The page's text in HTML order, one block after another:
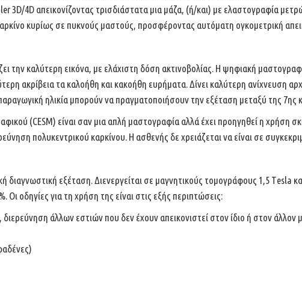
3D/4D απεικονίζοντας τρισδιάστατα μια μάζα, (ή/και) με ελαστογραφία
κυρίως σε πυκνούς μαστούς, προσφέροντας αυτόματη ογκομετρική
την καλύτερη εικόνα, με ελάχιστη δόση ακτινοβολίας. Η ψηφιακή
ακρίβεια τα καλοήθη και κακοήθη ευρήματα. Δίνει καλύτερη ανίχνευση
ηλικία μπορούν να πραγματοποιήσουν την εξέταση μεταξύ της
(CESM) είναι σαν μια απλή μαστογραφία αλλά έχει προηγηθεί η χρήση
πολυκεντρικού καρκίνου. Η ασθενής δε χρειάζεται να είναι σε
διαγνωστική εξέταση. Διενεργείται σε μαγνητικούς τομογράφους 1,5 Τesla
οδηγίες για τη χρήση της είναι στις εξής περιπτώσεις:
άλλων εστιών που δεν έχουν απεικονιστεί στον ίδιο ή στον